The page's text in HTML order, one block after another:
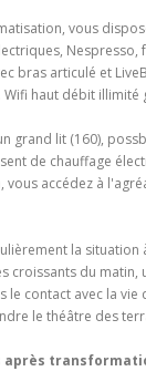
vous
Nespresso,
bras articulé et
haut débit illimité
grand lit (160),
de chauffage
vous accédez à
la
croissants du
le contact avec la
le théâtre des
après